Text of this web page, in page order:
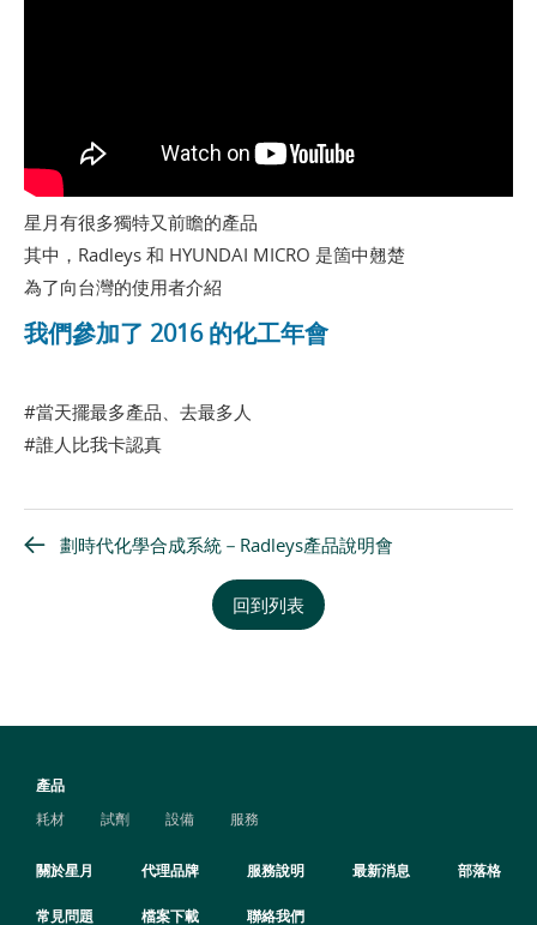
星月有很多獨特又前瞻的產品
其中，Radleys 和 HYUNDAI MICRO 是箇中翹楚
為了向台灣的使用者介紹
我們參加了 2016 的化工年會
#當天擺最多產品 、去最多人
#誰人比我卡認真
劃時代化學合成系統－Radleys產品說明會
回到列表
產品
耗材
試劑 設備 服務
關於星月 代理品牌 服務說明 最新消息 部落格
常見問題 檔案下載 聯絡我們